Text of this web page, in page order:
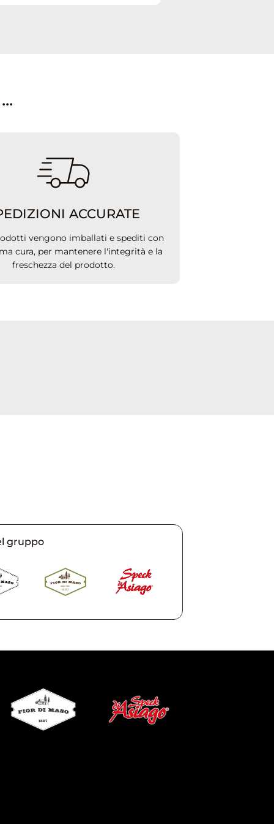
ACCURATE
vengono imballati e spediti con
cura, per mantenere l'integrità e la
freschezza del prodotto.
gruppo